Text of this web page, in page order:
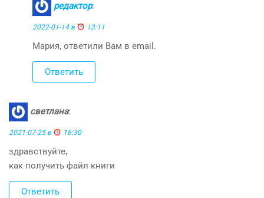
редактор:
2022-01-14 в 13:11
Мария, ответили Вам в email.
Ответить
светлана:
2021-07-25 в 16:30
здравствуйте,
как получить файл книги
Ответить